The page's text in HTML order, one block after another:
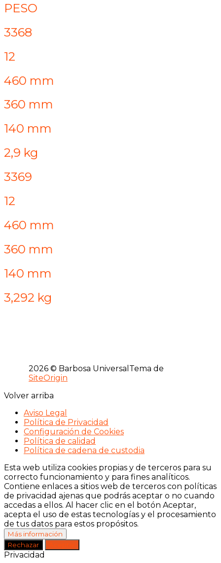
PESO
3368
12
460 mm
360 mm
140 mm
2,9 kg
3369
12
460 mm
360 mm
140 mm
3,292 kg
2026 © Barbosa Universal Tema de
SiteOrigin
Volver arriba
Aviso Legal
Política de Privacidad
Configuración de Cookies
Política de calidad
Política de cadena de custodia
Esta web utiliza cookies propias y de terceros para su
correcto funcionamiento y para fines analíticos.
Contiene enlaces a sitios web de terceros con políticas
de privacidad ajenas que podrás aceptar o no cuando
accedas a ellos. Al hacer clic en el botón Aceptar,
acepta el uso de estas tecnologías y el procesamiento
de tus datos para estos propósitos.
Más información
Rechazar
Privacidad